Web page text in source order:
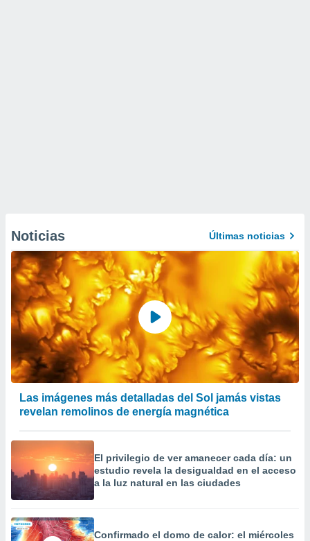
Noticias Últimas noticias
Las imágenes más detalladas del Sol jamás vistas
revelan remolinos de energía magnética
El privilegio de ver amanecer cada día: un
estudio revela la desigualdad en el acceso
a la luz natural en las ciudades
Confirmado el domo de calor: el miércoles